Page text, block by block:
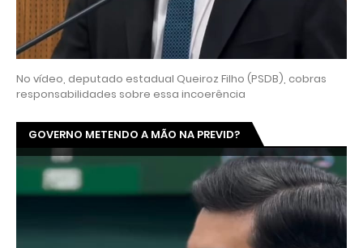
No vídeo, deputado estadual Queiroz Filho (PSDB), cobras
responsabilidades sobre essa incoerência
GOVERNO METENDO A MÃO NA PREVID?